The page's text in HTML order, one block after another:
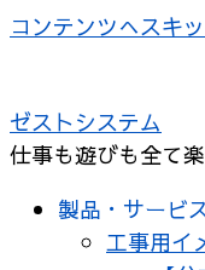
コンテンツへスキ
ゼストシステム
仕事も遊びも全て
製品・サービ
工事用イ